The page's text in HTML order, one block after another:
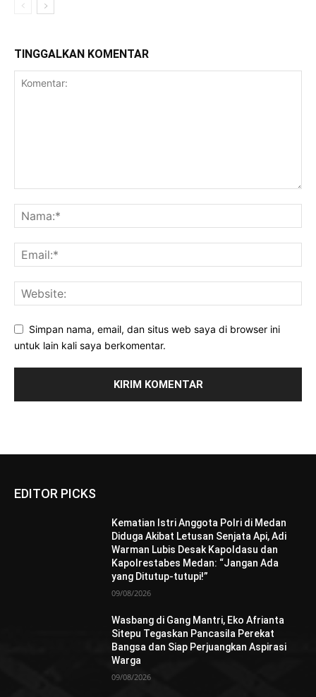
TINGGALKAN KOMENTAR
Simpan nama, email, dan situs web saya di browser ini
untuk lain kali saya berkomentar.
EDITOR PICKS
Kematian Istri Anggota Polri di Medan
Diduga Akibat Letusan Senjata Api, Adi
Warman Lubis Desak Kapoldasu dan
Kapolrestabes Medan: “Jangan Ada
yang Ditutup-tutupi!”
09/08/2026
Wasbang di Gang Mantri, Eko Afrianta
Sitepu Tegaskan Pancasila Perekat
Bangsa dan Siap Perjuangkan Aspirasi
Warga
09/08/2026